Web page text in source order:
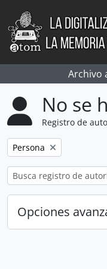
Skip to main content
Archivo
No se
Registro de
Remove filter:
Persona
Opciones